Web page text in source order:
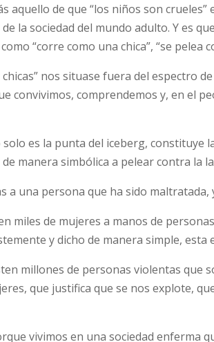
aquello de que “los niños son
la sociedad del mundo adulto. Y es
“corre como una chica”, “se pelea
chicas” nos situase fuera del espectro
convivimos, comprendemos y, en el
es la punta del iceberg, constituye
manera simbólica a pelear contra la
a una persona que ha sido
miles de mujeres a manos de
y dicho de manera simple, esta
millones de personas violentas
que justifica que se nos explote,
vivimos en una sociedad enferma